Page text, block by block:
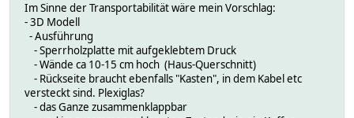
Im Sinne der Transportabilität wäre mein Vorschlag:
- 3D Modell
- Ausführung
- Sperrholzplatte mit aufgeklebtem Druck
- Wände ca 10-15 cm hoch (Haus-Querschnitt)
- Rückseite braucht ebenfalls "Kasten", in dem Kabel etc
versteckt sind. Plexiglas?
- das Ganze zusammenklappbar